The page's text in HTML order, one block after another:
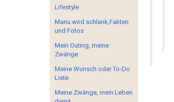
Lifestyle
Manu wird schlank,Fakten
und Fotos
Mein Outing, meine
Zwänge
Meine Wunsch oder To-Do
Liste
Meine Zwänge, mein Leben